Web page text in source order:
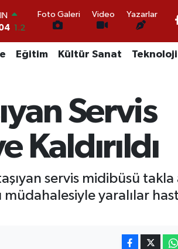
1.2
0.17
2.12
-19
Foto Galeri Video Yazarlar
Eğitim Kültür Sanat Teknoloji
Servis
Kaldırıldı
servis midibüsü
yaralılar